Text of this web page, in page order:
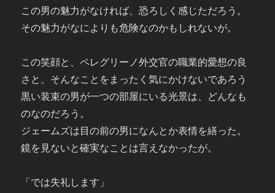
この男の魅力がなければ、恐ろしく感じただろう。
その魅力がなによりも危険なのかもしれないが。
この笑顔と、ペレグリーノ外交官の職業的愛想の良
さと、そんなことをまったく気にかけないであろう
黒い装束の男が一つの部屋にいる光景は、どんなも
のなのだろう。
ジェームズは目の前の男になんとか表情を繕った。
鏡を見ないと確実なことは言えなかったが。
「では失礼します」